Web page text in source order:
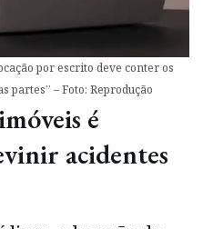
por escrito deve conter os
partes” – Foto: Reprodução
é
acidentes